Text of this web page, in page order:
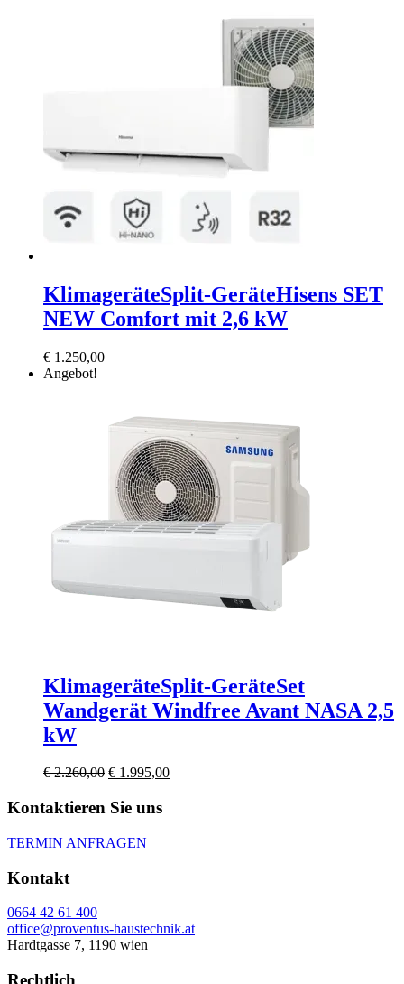
KlimageräteSplit-GeräteHisens SET
NEW Comfort mit 2,6 kW
€ 1.250,00
Angebot!
KlimageräteSplit-GeräteSet
Wandgerät Windfree Avant NASA 2,5
kW
€2.260,00 Ursprünglicher
war:
€ 1.995,00Aktueller
Kontaktieren Sie uns
TERMIN ANFRAGEN
Kontakt
0664 42 61 400
office@proventus-haustechnik.at
Hardtgasse 7, 1190 wien
Rechtlich